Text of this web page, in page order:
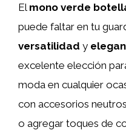
El mono verde
puede faltar en tu
versatilidad y
excelente elección
moda en cualquier
con accesorios
o agregar toques de